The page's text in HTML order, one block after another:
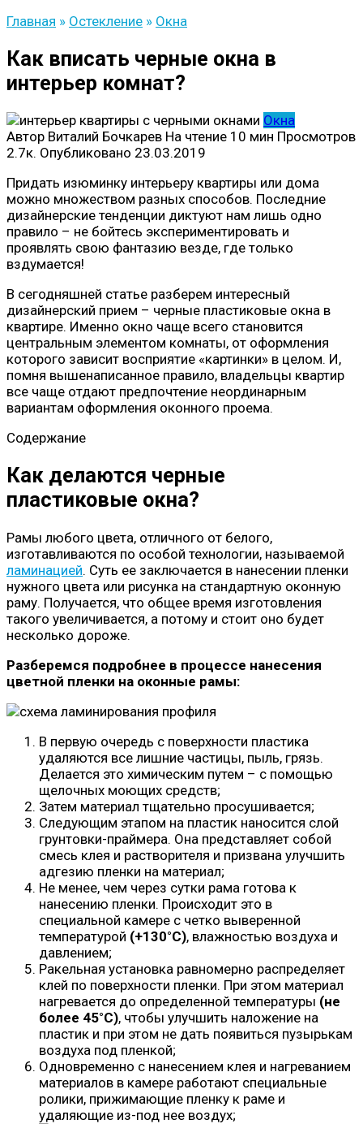
Главная » Остекление » Окна
Как вписать черные окна в
интерьер комнат?
Окна
Автор Виталий Бочкарев На чтение 10 мин Просмотров
2.7к. Опубликовано 23.03.2019
Придать изюминку интерьеру квартиры или дома
можно множеством разных способов. Последние
дизайнерские тенденции диктуют нам лишь одно
правило – не бойтесь экспериментировать и
проявлять свою фантазию везде, где только
вздумается!
В сегодняшней статье разберем интересный
дизайнерский прием – черные пластиковые окна в
квартире. Именно окно чаще всего становится
центральным элементом комнаты, от оформления
которого зависит восприятие «картинки» в целом. И,
помня вышенаписанное правило, владельцы квартир
все чаще отдают предпочтение неординарным
вариантам оформления оконного проема.
Содержание
Как делаются черные
пластиковые окна?
Рамы любого цвета, отличного от белого,
изготавливаются по особой технологии, называемой
ламинацией. Суть ее заключается в нанесении пленки
нужного цвета или рисунка на стандартную оконную
раму. Получается, что общее время изготовления
такого увеличивается, а потому и стоит оно будет
несколько дороже.
Разберемся подробнее в процессе нанесения
цветной пленки на оконные рамы:
В первую очередь с поверхности пластика
удаляются все лишние частицы, пыль, грязь.
Делается это химическим путем – с помощью
щелочных моющих средств;
Затем материал тщательно просушивается;
Следующим этапом на пластик наносится слой
грунтовки-праймера. Она представляет собой
смесь клея и растворителя и призвана улучшить
адгезию пленки на материал;
Не менее, чем через сутки рама готова к
нанесению пленки. Происходит это в
специальной камере с четко выверенной
температурой (+130°C), влажностью воздуха и
давлением;
Ракельная установка равномерно распределяет
клей по поверхности пленки. При этом материал
нагревается до определенной температуры (не
более 45°C), чтобы улучшить наложение на
пластик и при этом не дать появиться пузырькам
воздуха под пленкой;
Одновременно с нанесением клея и нагреванием
материалов в камере работают специальные
ролики, прижимающие пленку к раме и
удаляющие из-под нее воздух;